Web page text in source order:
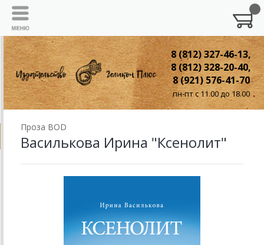
8 (812) 327-46-13,
8 (812) 328-20-40,
8 (921) 576-41-70
пн-пт с 11.00 до 18.00
Проза BOD
Василькова Ирина "Ксенолит"